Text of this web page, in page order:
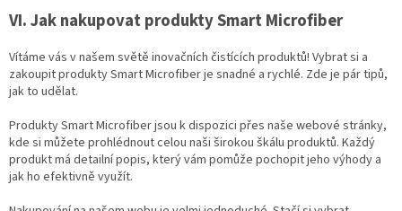
VI. Jak nakupovat produkty Smart Microfiber
Vítáme vás v našem světě inovačních čistících produktů! Vybrat si a
zakoupit produkty Smart Microfiber je snadné a rychlé. Zde je pár tipů,
jak to udělat.
Produkty Smart Microfiber jsou k dispozici přes naše webové stránky,
kde si můžete prohlédnout celou naši širokou škálu produktů. Každý
produkt má detailní popis, který vám pomůže pochopit jeho výhody a
jak ho efektivně využít.